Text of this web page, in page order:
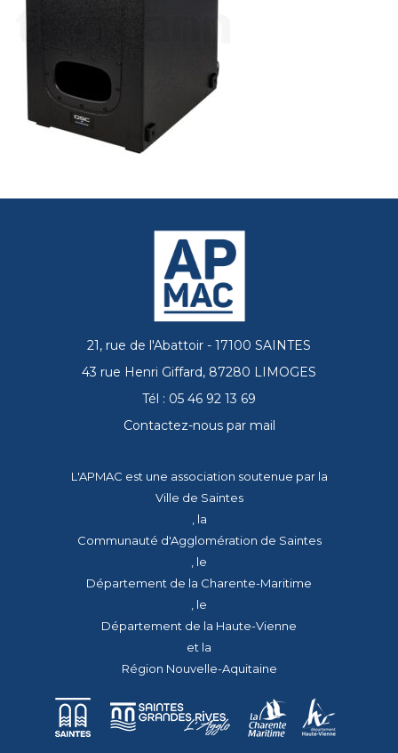
21, rue de l'Abattoir - 17100 SAINTES
43 rue Henri Giffard, 87280 LIMOGES
Tél : 05 46 92 13 69
Contactez-nous par mail
L'APMAC est une association soutenue par la
Ville de Saintes
, la
Communauté d'Agglomération de Saintes
, le
Département de la Charente-Maritime
, le
Département de la Haute-Vienne
et la
Région Nouvelle-Aquitaine